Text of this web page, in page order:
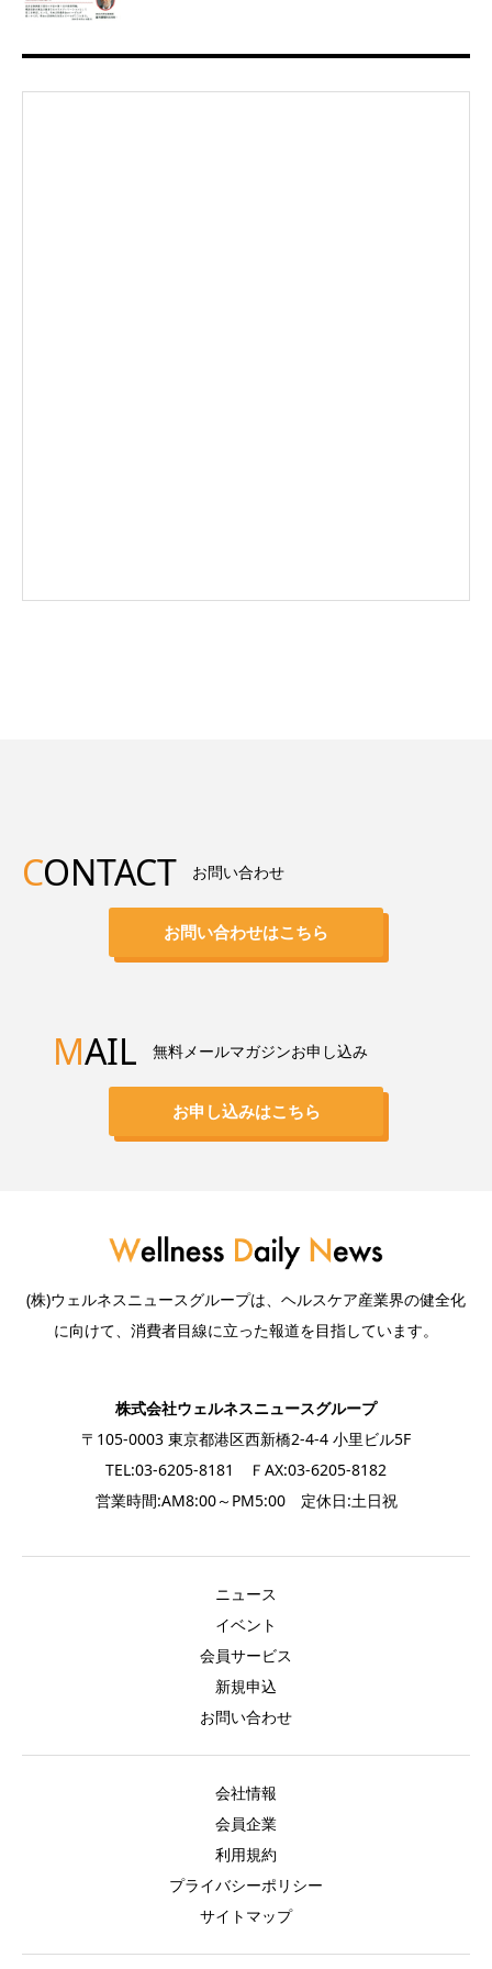
CONTACT お問い合わせ
お問い合わせはこちら
MAIL 無料メールマガジンお申し込み
お申し込みはこちら
(株)ウェルネスニュースグループは、ヘルスケア産業界の健全化
に向けて、消費者目線に立った報道を目指しています。
株式会社ウェルネスニュースグループ
〒105-0003 東京都港区西新橋2-4-4 小里ビル5F
TEL:03-6205-8181 ＦAX:03-6205-8182
営業時間:AM8:00～PM5:00 定休日:土日祝
ニュース
イベント
会員サービス
新規申込
お問い合わせ
会社情報
会員企業
利用規約
プライバシーポリシー
サイトマップ